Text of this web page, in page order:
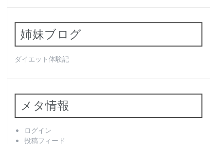
姉妹ブログ
ダイエット体験記
メタ情報
ログイン
投稿フィード